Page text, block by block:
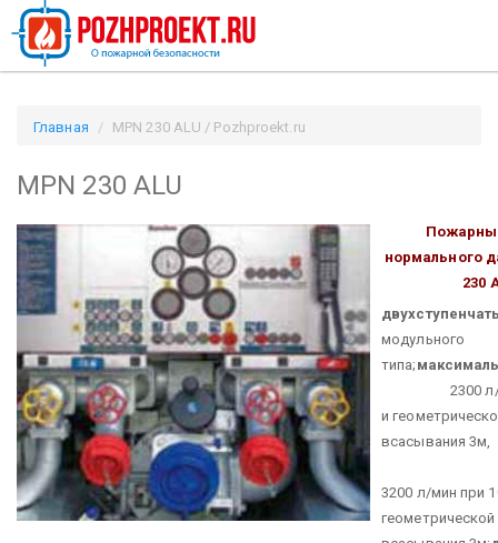
Главная MPN 230 ALU / Pozhproekt.ru
MPN 230 ALU
нормального
230
модульного
типа;
2300 л/
и
всасывания 3м,
3200 л/мин при